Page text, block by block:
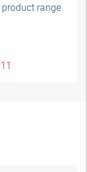
range